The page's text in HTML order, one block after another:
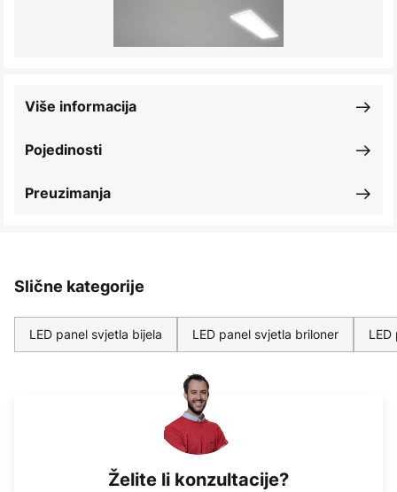
Pojedinosti
Više informacija
Preuzimanja
Slične kategorije
LED panel svjetla bijela LED panel svjetla briloner
Želite li konzultacije?